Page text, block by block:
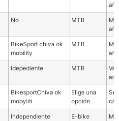
No MTB
BikeSport chiva ok
mobility
MTB
Idepediente MTB
BikesportChiva ok
mobyliti
Elige una
opción
Independiente E-bike